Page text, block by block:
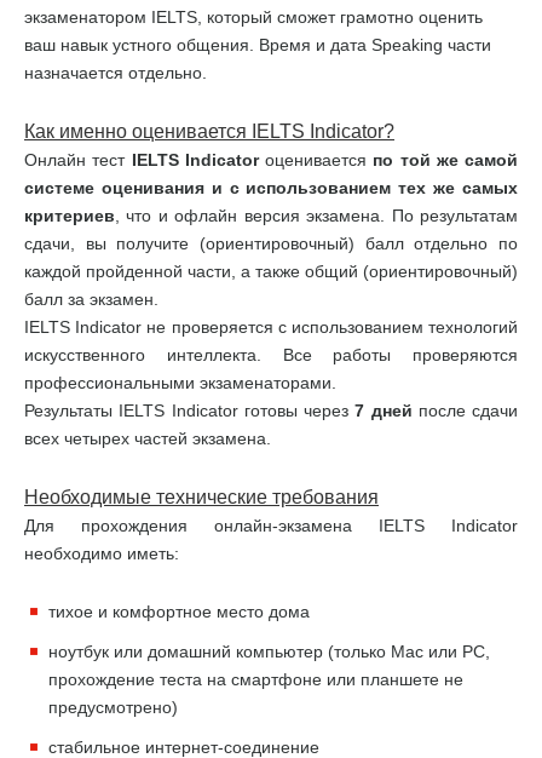
экзаменатором IELTS, который сможет грамотно оценить
ваш навык устного общения. Время и дата Speaking части
назначается отдельно.
Как именно оценивается IELTS Indicator?
Онлайн тест IELTS Indicatorоценивается по той же самой
системе оценивания и с использованием тех же самых
критериев , что и офлайн версия экзамена. По результатам
сдачи, вы получите (ориентировочный) балл отдельно по
каждой пройденной части, а также общий (ориентировочный)
балл за экзамен.
IELTS Indicator не проверяется с использованием технологий
искусственного интеллекта. Все работы проверяются
профессиональными экзаменаторами.
Результаты IELTS Indicator готовы через7 дней после сдачи
всех четырех частей экзамена.
Необходимые технические требования
Для прохождения онлайн-экзамена IELTS Indicator
необходимо иметь:
тихое и комфортное место дома
ноутбук или домашний компьютер (только Mac или PC,
прохождение теста на смартфоне или планшете не
предусмотрено)
стабильное интернет-соединение